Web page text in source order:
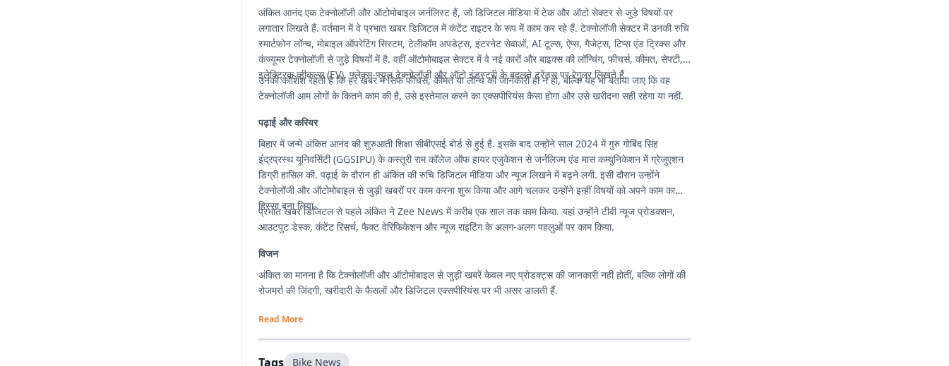
अंकित आनंद एक टेक्नोलॉजी और ऑटोमोबाइल जर्नलिस्ट हैं, जो डिजिटल मीडिया में टेक और ऑटो सेक्टर से जुड़े विषयों पर
लगातार लिखते हैं. वर्तमान में वे प्रभात खबर डिजिटल में कंटेंट राइटर के रूप में काम कर रहे हैं. टेक्नोलॉजी सेक्टर में उनकी रुचि
स्मार्टफोन लॉन्च, मोबाइल ऑपरेटिंग सिस्टम, टेलीकॉम अपडेट्स, इंटरनेट सेवाओं, AI टूल्स, ऐप्स, गैजेट्स, टिप्स एंड ट्रिक्स और
कंज्यूमर टेक्नोलॉजी से जुड़े विषयों में है. वहीं ऑटोमोबाइल सेक्टर में वे नई कारों और बाइक्स की लॉन्चिंग, फीचर्स, कीमत, सेफ्टी,
इलेक्ट्रिक व्हीकल्स (EV), फ्लेक्स-फ्यूल टेक्नोलॉजी और ऑटो इंडस्ट्री के बदलते ट्रेंड्स पर रेगुलर लिखते हैं.
उनकी कोशिश रहती है कि हर खबर में सिर्फ फीचर्स, कीमत या लॉन्च की जानकारी ही न हो, बल्कि यह भी बताया जाए कि वह
टेक्नोलॉजी आम लोगों के कितने काम की है, उसे इस्तेमाल करने का एक्सपीरियंस कैसा होगा और उसे खरीदना सही रहेगा या नहीं.
पढ़ाई और करियर
बिहार में जन्मे अंकित आनंद की शुरुआती शिक्षा सीबीएसई बोर्ड से हुई है. इसके बाद उन्होंने साल 2024 में गुरु गोबिंद सिंह
इंद्रप्रस्थ यूनिवर्सिटी (GGSIPU) के कस्तूरी राम कॉलेज ऑफ हायर एजुकेशन से जर्नलिज्म एंड मास कम्युनिकेशन में ग्रेजुएशन
डिग्री हासिल की. पढ़ाई के दौरान ही अंकित की रुचि डिजिटल मीडिया और न्यूज लिखने में बढ़ने लगी. इसी दौरान उन्होंने
टेक्नोलॉजी और ऑटोमोबाइल से जुड़ी खबरों पर काम करना शुरू किया और आगे चलकर उन्होंने इन्हीं विषयों को अपने काम का
हिस्सा बना लिया.
प्रभात खबर डिजिटल से पहले अंकित ने Zee News में करीब एक साल तक काम किया. यहां उन्होंने टीवी न्यूज प्रोडक्शन,
आउटपुट डेस्क, कंटेंट रिसर्च, फैक्ट वेरिफिकेशन और न्यूज राइटिंग के अलग-अलग पहलुओं पर काम किया.
विजन
अंकित का मानना है कि टेक्नोलॉजी और ऑटोमोबाइल से जुड़ी खबरें केवल नए प्रोडक्ट्स की जानकारी नहीं होतीं, बल्कि लोगों की
रोजमर्रा की जिंदगी, खरीदारी के फैसलों और डिजिटल एक्सपीरियंस पर भी असर डालती हैं.
Read More
Tags Bike News